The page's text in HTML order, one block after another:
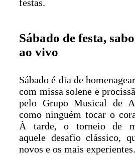
festas.
Sábado de festa,
ao vivo
Sábado é dia de
com missa solene e
pelo Grupo Musical de
como ninguém tocar o
À tarde, o torneio de
aquele desafio clássico,
novos e os mais experientes.